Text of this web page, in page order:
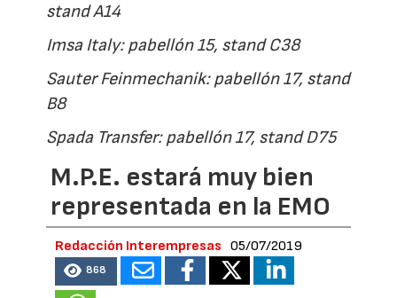
stand A14
Imsa Italy: pabellón 15, stand C38
Sauter Feinmechanik: pabellón 17, stand
B8
Spada Transfer: pabellón 17, stand D75
M.P.E. estará muy bien
representada en la EMO
Redacción Interempresas 05/07/2019
868